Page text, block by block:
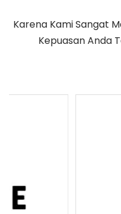
Karena Kami Sangat
Kepuasan Anda